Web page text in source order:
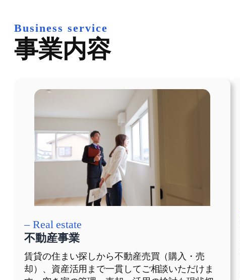
Business service
事業内容
– Real estate
不動産事業
賃貸の住まい探しから不動産売買（購入・売
却）、資産活用まで一貫してご相談いただけま